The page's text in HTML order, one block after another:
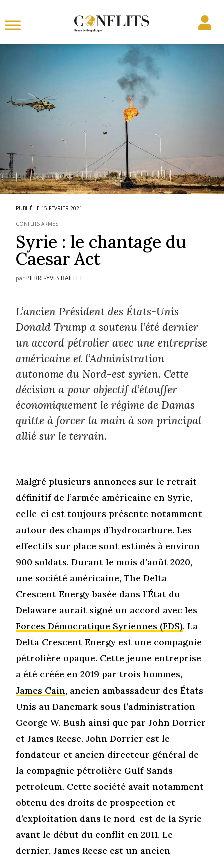
15 FÉVRIER 2021
CONFLITS ARMÉS
Syrie : le chantage du
Caesar Act
par PIERRE-YVES BAILLET
L’ancien Président des États-Unis
Donald Trump a soutenu l’été dernier
un accord pétrolier avec une entreprise
américaine et l’Administration
autonome du Nord-est syrien. Cette
décision a pour objectif d’étouffer
économiquement le régime de Damas
quitte à forcer la main à son principal
allié sur le terrain.
Malgré plusieurs annonces sur le retrait
définitif de l’armée américaine en Syrie,
celle-ci est toujours présente notamment
autour des champs d’hydrocarbure. Les
effectifs sur place sont estimés à environ
900 soldats. Durant le mois d’août 2020,
une société américaine, The Delta
Crescent Energy basée dans l’État du
Delaware aurait signé un accord avec les
Forces Démocratique Syriennes (FDS). La
Delta Crescent Energy est une compagnie
pétrolière opaque. Cette jeune entreprise
a été créée en 2019 par trois hommes,
James Cain, ancien ambassadeur des États-
Unis au Danemark sous l’administration
George W. Bush ainsi que par John Dorrier
et James Reese. John Dorrier est le
fondateur et ancien directeur général de
la compagnie pétrolière Gulf Sands
petroleum. Cette société avait notamment
obtenu des droits de prospection et
d’exploitation dans le nord-est de la Syrie
avant le début du conflit en 2011. Le
dernier, James Reese est un ancien